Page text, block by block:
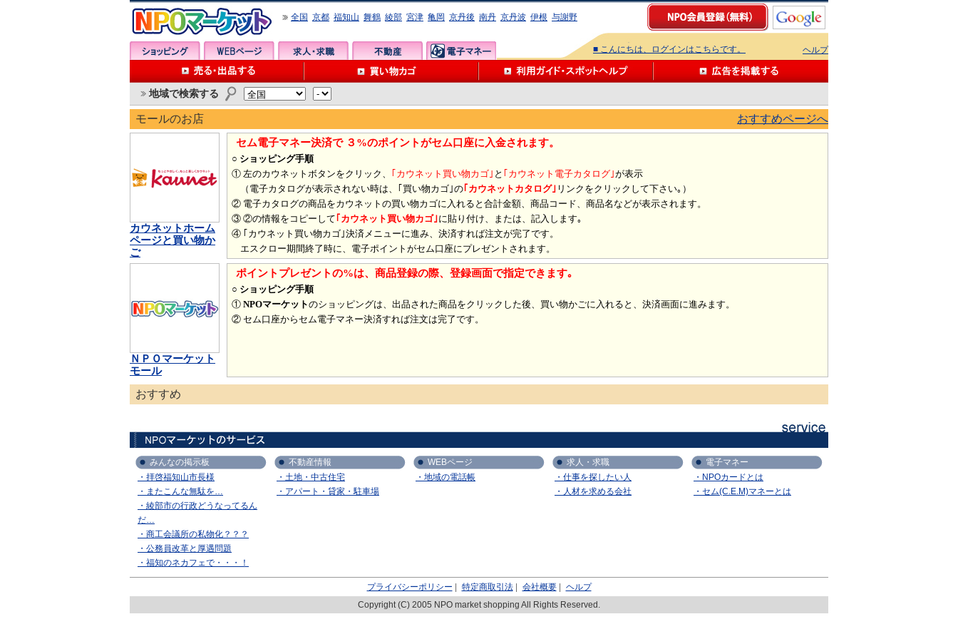
全国 京都 福知山 舞鶴 綾部 宮津 亀岡 京丹後 南丹 京丹波 伊根 与謝野
ヘルプ
■ こんにちは、ログインはこちらです。
地域で検索する
モールのお店 おすすめページへ
カウネットホーム
ページと買い物か
ご
セム電子マネー決済で ３%のポイントがセム口座に入金されます。
○ ショッピング手順
① 左のカウネットボタンをクリック、 ｢カウネット買い物カゴ｣ と ｢カウネット電子カタログ｣が表示
（電子カタログが表示されない時は、｢買い物カゴ｣の｢カウネットカタログ｣ リンクをクリックして下さい｡）
② 電子カタログの商品をカウネットの買い物カゴに入れると合計金額、商品コード、商品名などが表示されます。
③ ②の情報をコピーして｢カウネット買い物カゴ｣ に貼り付け、または、記入します｡
④ ｢カウネット買い物カゴ｣決済メニューに進み、決済すれば注文が完了です。
エスクロー期間終了時に、電子ポイントがセム口座にプレゼントされます。
ＮＰＯマーケット
モール
ポイントプレゼントの%は、商品登録の際、登録画面で指定できます｡
○ ショッピング手順
① NPOマーケットのショッピングは、出品された商品をクリックした後、買い物かごに入れると、決済画面に進みます。
② セム口座からセム電子マネー決済すれば注文は完了です。
おすすめ
みんなの掲示板
・拝啓福知山市長様
・またこんな無駄を…
・綾部市の行政どうなってるん
だ…
・商工会議所の私物化？？？
・公務員改革と厚遇問題
・福知のネカフェで・・・！
不動産情報
・土地・中古住宅
・アパート・貸家・駐車場
WEBページ
・地域の電話帳
求人・求職
・仕事を探したい人
・人材を求める会社
電子マネー
・NPOカードとは
・セム(C.E.M)マネーとは
プライバシーポリシー 特定商取引法| 会社概要|
ヘルプ
Copyright (C) 2005 NPO market shopping All Rights Reserved.